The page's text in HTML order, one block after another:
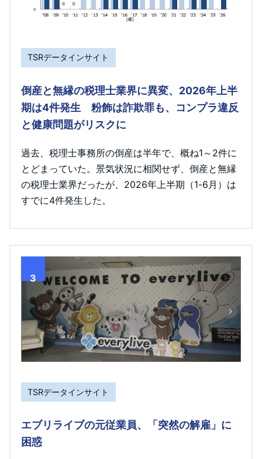
TSRデータインサイト
倒産と無縁の税理士業界に異変、2026年上半
期は4件発生 粉飾は詐欺罪も、コンプラ違反
と健康問題がリスクに
過去、税理士事務所の倒産は半年で、概ね1～2件に
とどまっていた。景気状況に相関せず、倒産と無縁
の税理士業界だったが、2026年上半期（1-6月）は
すでに4件発生した。
3
TSRデータインサイト
エブリライブの元従業員、「突然の解雇」に
困惑